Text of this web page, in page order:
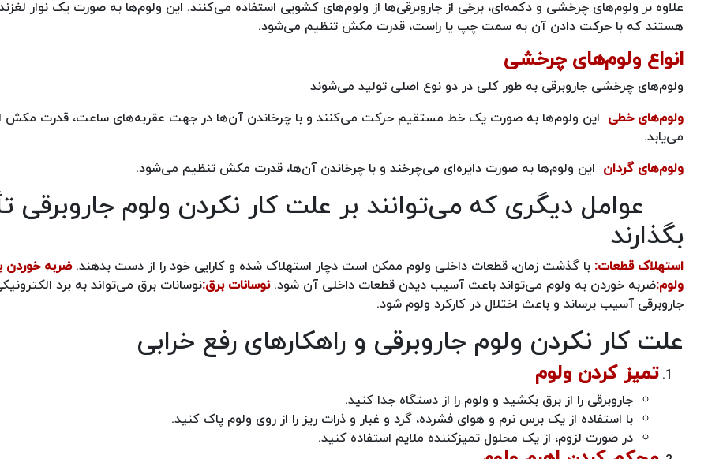
علاوه بر ولوم‌های چرخشی و دکمه‌ای، برخی از جاروبرقی‌ها از ولوم‌های کشویی استفاده می‌کنند. این ولوم‌ها به صورت یک نوار
هستند که با حرکت دادن آن به سمت چپ یا راست، قدرت مکش تنظیم می‌شود.
انواع ولوم‌های چرخشی
ولوم‌های چرخشی جاروبرقی به طور کلی در دو نوع اصلی تولید می‌شوند
ولوم‌های خطی این ولوم‌ها به صورت یک خط مستقیم حرکت می‌کنند و با چرخاندن آن‌ها در جهت عقربه‌های ساعت، قدرت مکش
می‌یابد.
ولوم‌های گردان این ولوم‌ها به صورت دایره‌ای می‌چرخند و با چرخاندن آن‌ها، قدرت مکش تنظیم می‌شود.
عوامل دیگری که می‌توانند بر علت کار نکردن ولوم جاروبرقی
بگذارند
استهلاک قطعات: با گذشت زمان، قطعات داخلی ولوم ممکن است دچار استهلاک شده و کارایی خود را از دست بدهند.ضربه خوردن
ولوم:ضربه خوردن به ولوم می‌تواند باعث آسیب دیدن قطعات داخلی آن شود.نوسانات برق:نوسانات برق می‌تواند به برد
جاروبرقی آسیب برساند و باعث اختلال در کارکرد ولوم شود.
علت کار نکردن ولوم جاروبرقی و راهکارهای رفع خرابی
تمیز کردن ولوم
جاروبرقی را از برق بکشید و ولوم را از دستگاه جدا کنید.
با استفاده از یک برس نرم و هوای فشرده، گرد و غبار و ذرات ریز را از روی ولوم پاک کنید.
در صورت لزوم، از یک محلول تمیزکننده ملایم استفاده کنید.